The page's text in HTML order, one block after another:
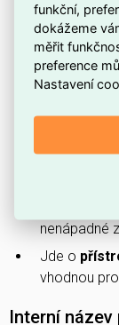
Nabízí
instalaci a
Je
odolnost
Poskytuje
nenápadné
Jde o
vhodnou
Interní
funkční,
dokážeme
měřit
preference
Nastavení